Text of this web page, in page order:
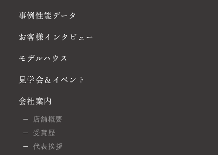
事例性能データ
お客様インタビュー
モデルハウス
見学会＆イベント
会社案内
店舗概要
受賞歴
代表挨拶